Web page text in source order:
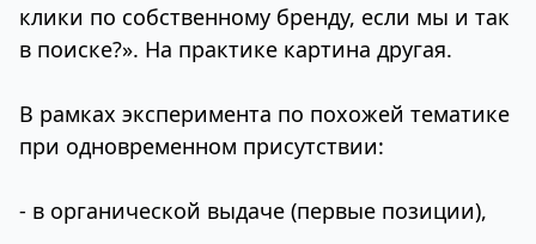
клики по собственному бренду, если мы и так
в поиске?». На практике картина другая.
В рамках эксперимента по похожей тематике
при одновременном присутствии:
- в органической выдаче (первые позиции),